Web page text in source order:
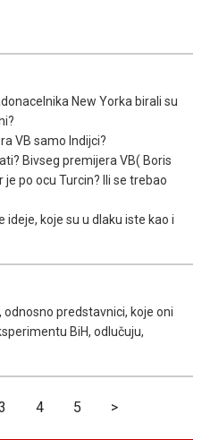
New Yorka birali su
VB samo Indijci?
Bivseg premijera VB( Boris
po ocu Turcin? Ili se trebao
koje su u dlaku iste kao i
predstavnici, koje oni
BiH, odlučuju,
4 5 >